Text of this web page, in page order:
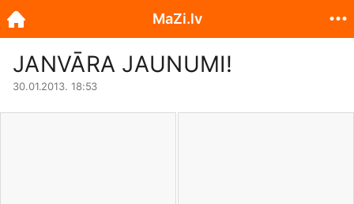
JANVĀRA JAUNUMI!
30.01.2013. 18:53
MaZi.lv